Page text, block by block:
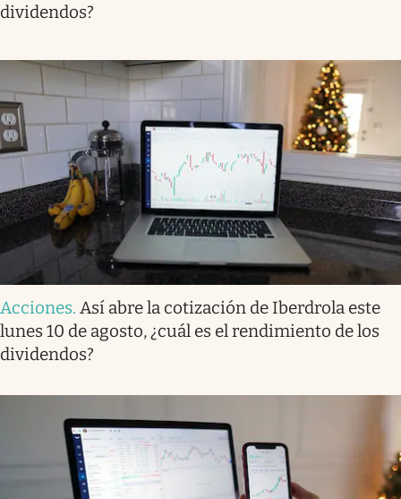
dividendos?
Acciones. Así abre la cotización de Iberdrola este
lunes 10 de agosto, ¿cuál es el rendimiento de los
dividendos?